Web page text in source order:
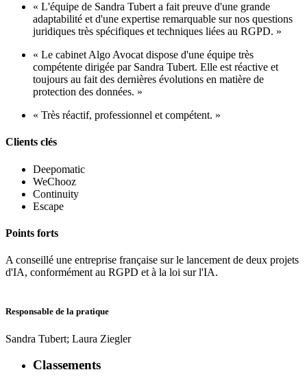
« L'équipe de Sandra Tubert a fait preuve d'une grande
adaptabilité et d'une expertise remarquable sur nos questions
juridiques très spécifiques et techniques liées au RGPD. »
« Le cabinet Algo Avocat dispose d'une équipe très
compétente dirigée par Sandra Tubert. Elle est réactive et
toujours au fait des dernières évolutions en matière de
protection des données. »
« Très réactif, professionnel et compétent. »
Clients clés
Deepomatic
WeChooz
Continuity
Escape
Points forts
A conseillé une entreprise française sur le lancement de deux projets
d'IA, conformément au RGPD et à la loi sur l'IA.
Responsable de la pratique
Sandra Tubert; Laura Ziegler
Classements